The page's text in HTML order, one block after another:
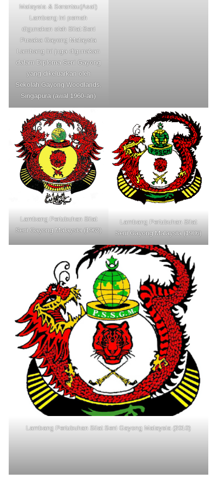
Malaysia & Serantau(Asal)
Lambang ini pernah
digunakan oleh Silat Seni
Pusaka Gayong Malaysia
Lambang ini juga digunakan
dalam Diploma Seni Gayong
yang dikeluarkan oleh
Sekolah Gayong Woodlands,
Singapura (awal 1960-an)
Lambang Pertubuhan Silat
Seni Gayong Malaysia (1962)
Lambang Pertubuhan Silat
Seni Gayong Malaysia (1986)
Lambang Pertubuhan Silat Seni Gayong Malaysia (2010)